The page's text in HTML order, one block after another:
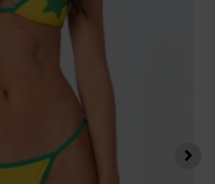
variations.
options
peuvent